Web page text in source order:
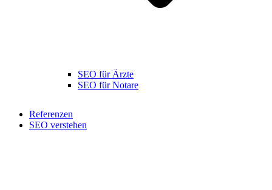
SEO für Ärzte
SEO für Notare
Referenzen
SEO verstehen